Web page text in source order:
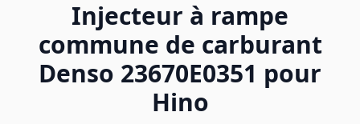
Injecteur à rampe
commune de carburant
Denso 23670E0351 pour
Hino